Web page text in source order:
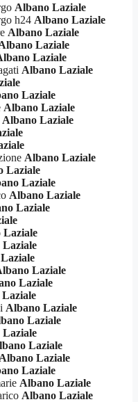
Albano Laziale
h24 Albano Laziale
Albano Laziale
Laziale
Laziale
Albano Laziale
Laziale
Albano Laziale
Albano Laziale
Albano Laziale
Laziale
Laziale
Albano Laziale
Laziale
Laziale
Laziale
Laziale
Laziale
Albano Laziale
Laziale
Laziale
Laziale
Albano Laziale
Laziale
Albano Laziale
Albano Laziale